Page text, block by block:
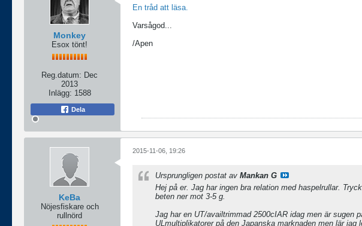
Monkey
Esox tönt!
Reg.datum: Dec
2013
Inlägg: 1588
Dela
En tråd att läsa.
Varsågod...
/Apen
KeBa
Nöjesfiskare och
rullnörd
2015-11-06, 19:26
Ursprungligen postat av Mankan G
Hej på er. Jag har ingen bra relation med haspelrullar.
beten ner mot 3-5 g.
Jag har en UT/availtrimmad 2500cIAR idag men är sugen
ULmultiplikatorer på den Japanska marknaden men lär